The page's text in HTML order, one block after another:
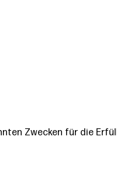
Zwecken für die